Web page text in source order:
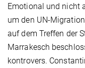
Emotional und nicht
um den UN-
auf dem Treffen der
Marrakesch
kontrovers.